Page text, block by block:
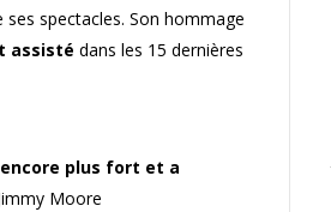
ses spectacles. Son hommage
assisté dans les 15 dernières
plus fort et a
Moore